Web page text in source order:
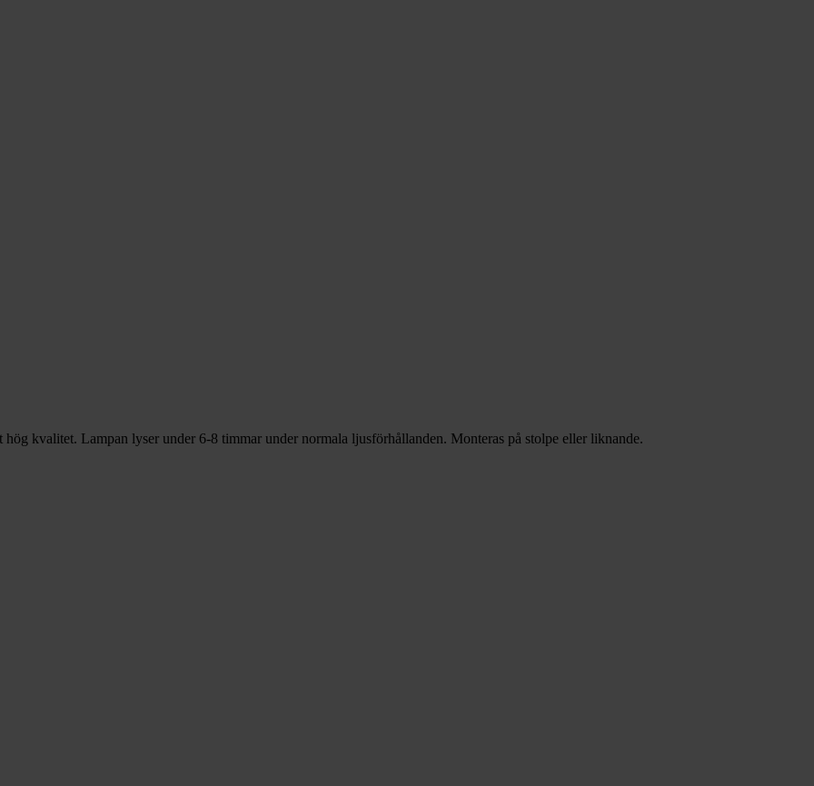
kvalitet. Lampan lyser under 6-8 timmar under normala ljusförhållanden. Monteras på stolpe eller liknande.